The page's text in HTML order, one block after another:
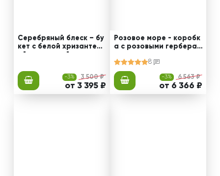
Серебряный блеск – бу
кет с белой хризантем
-3% 3 500 ₽
от 3 395 ₽
Розовое море - коробк
а с розовыми герберам
8
-3% 6 563 ₽
от 6 366 ₽